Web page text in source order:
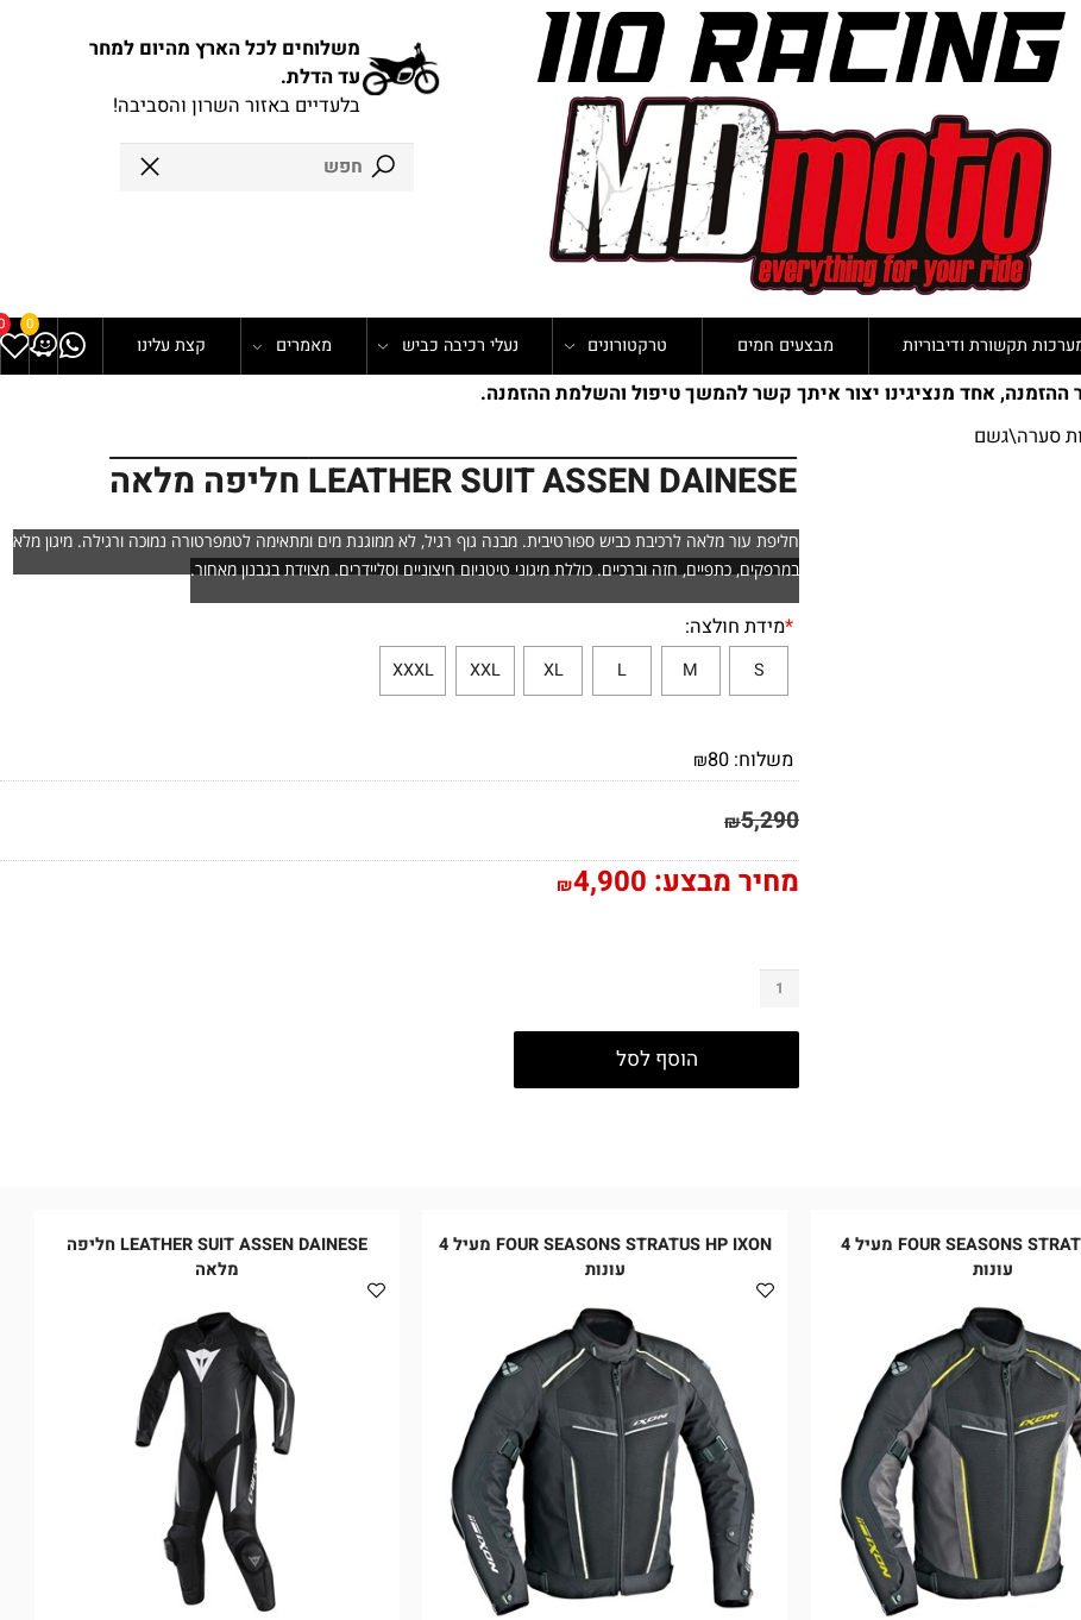
משלוחים לכל הארץ מהיום למחר
עד הדלת.
בלעדיים באזור השרון והסביבה!
0
תקשורת ודיבוריות מבצעים חמים טרקטורונים נעלי רכיבה כביש מאמרים קצת עלינו
אחד מנציגינו יצור איתך קשר להמשך טיפול והשלמת ההזמנה.
LEATHER SUIT ASSEN DAINESE חליפה מלאה
חליפת עור מלאה לרכיבת כביש ספורטיבית. מבנה גוף רגיל, לא ממוגנת מים ומתאימה לטמפרטורה נמוכה ורגילה. מיגון מלא
מידת חולצה:
S
M
L
XL
XXL
XXXL
₪5,290
עונות
עונות
מלאה